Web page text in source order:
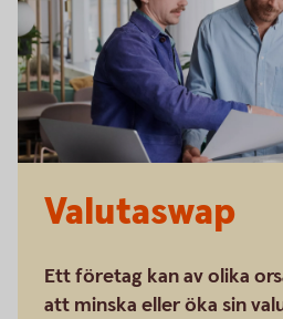
Valutaswap
Ett företag kan av olika
att minska eller öka sin